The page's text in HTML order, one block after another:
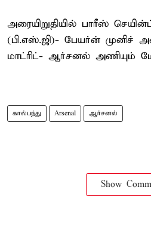
அரையிறுதியில் பாரீஸ்
(பி.எஸ்.ஜி)- பேயர்ன் முனிச்
மாட்ரிட்- ஆர்சனல் அணியும்
கால்பந்து Arsenal ஆர்சனல்
Show